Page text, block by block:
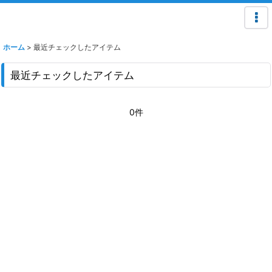
ホーム > 最近チェックしたアイテム
最近チェックしたアイテム
0件